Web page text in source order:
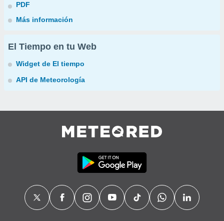
PDF
Más información
El Tiempo en tu Web
Widget de El tiempo
API de Meteorología